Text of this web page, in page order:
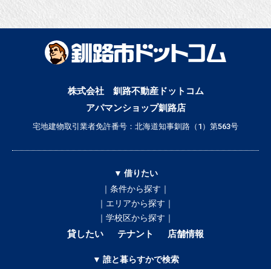
株式会社 釧路不動産ドットコム
アパマンショップ釧路店
宅地建物取引業者免許番号：北海道知事釧路（1）第563号
▼ 借りたい
｜条件から探す｜
｜エリアから探す｜
｜学校区から探す｜
貸したい テナント 店舗情報
▼ 誰と暮らすかで検索